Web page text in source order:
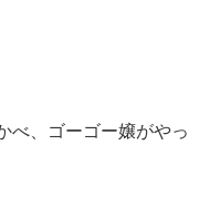
べ、ゴーゴー嬢がやっ